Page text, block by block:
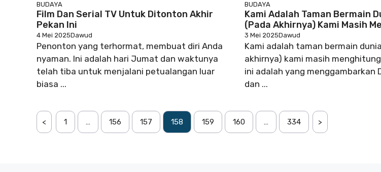
BUDAYA
Film Dan Serial TV Untuk Ditonton Akhir
Pekan Ini
4 Mei 2025Dawud
Penonton yang terhormat, membuat diri Anda
nyaman. Ini adalah hari Jumat dan waktunya
telah tiba untuk menjalani petualangan luar
biasa ...
BUDAYA
Kami Adalah Taman Bermain
(pada Akhirnya) Kami Masih
3 Mei 2025Dawud
Kami adalah taman bermain
akhirnya) kami masih
ini adalah yang menggambarkan
dan ...
< 1 … 156 157 158 159 160 … 334 >